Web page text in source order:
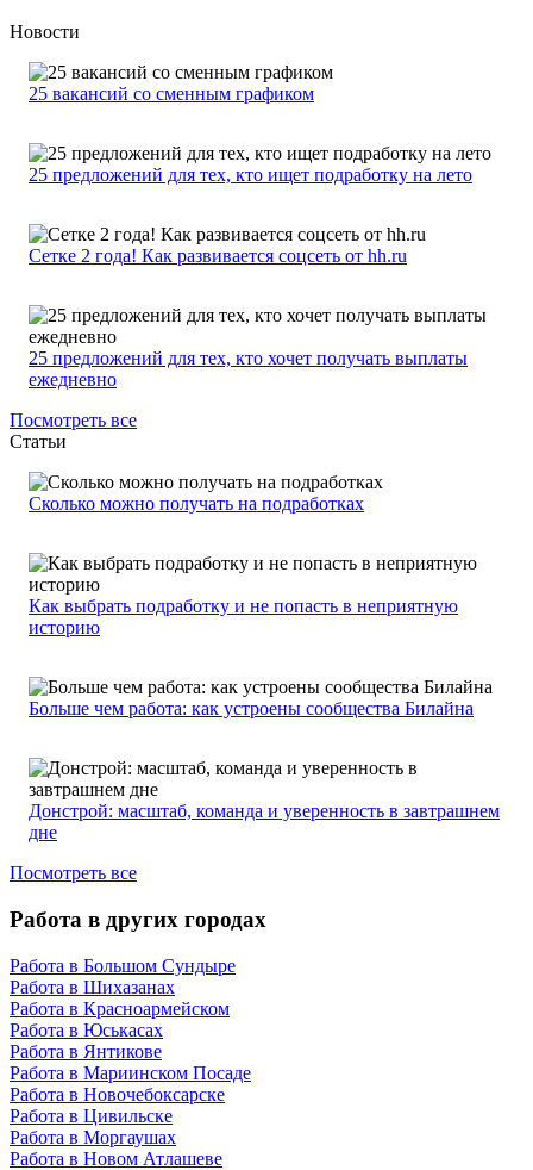
Новости
25 вакансий со сменным графиком
25 предложений для тех, кто ищет подработку на лето
Сетке 2 года! Как развивается соцсеть от hh.ru
25 предложений для тех, кто хочет получать выплаты
ежедневно
Посмотреть все
Статьи
Сколько можно получать на подработках
Как выбрать подработку и не попасть в неприятную
историю
Больше чем работа: как устроены сообщества Билайна
Донстрой: масштаб, команда и уверенность в завтрашнем
дне
Посмотреть все
Работа в других городах
Работа в Большом Сундыре
Работа в Шихазанах
Работа в Красноармейском
Работа в Юськасах
Работа в Янтикове
Работа в Мариинском Посаде
Работа в Новочебоксарске
Работа в Цивильске
Работа в Моргаушах
Работа в Новом Атлашеве